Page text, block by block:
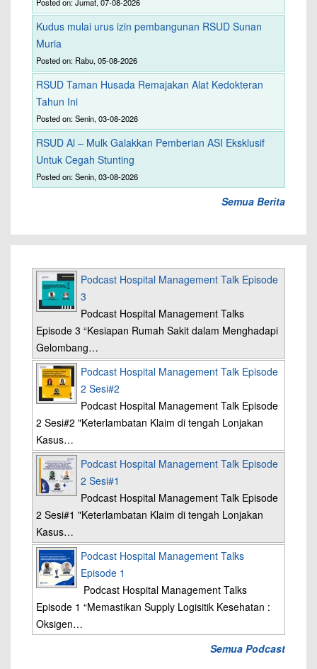
Kudus mulai urus izin pembangunan RSUD Sunan
Muria
Posted on: Rabu, 05-08-2026
RSUD Taman Husada Remajakan Alat Kedokteran
Tahun Ini
Posted on: Senin, 03-08-2026
RSUD Al – Mulk Galakkan Pemberian ASI Eksklusif
Untuk Cegah Stunting
Posted on: Senin, 03-08-2026
Semua Berita
Podcast Hospital Management Talk Episode
3
Podcast Hospital Management Talks
Episode 3 “Kesiapan Rumah Sakit dalam Menghadapi
Gelombang…
Podcast Hospital Management Talk Episode
2 Sesi#2
Podcast Hospital Management Talk Episode
2 Sesi#2 "Keterlambatan Klaim di tengah Lonjakan
Kasus…
Podcast Hospital Management Talk Episode
2 Sesi#1
Podcast Hospital Management Talk Episode
2 Sesi#1 "Keterlambatan Klaim di tengah Lonjakan
Kasus…
Podcast Hospital Management Talks
Episode 1
Podcast Hospital Management Talks
Episode 1 “Memastikan Supply Logisitik Kesehatan :
Oksigen…
Semua Podcast